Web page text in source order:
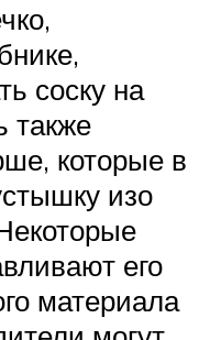
соску на
также
которые в
изо
его
материала